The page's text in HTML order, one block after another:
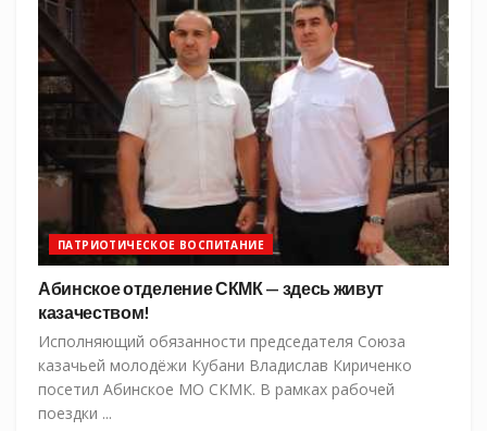
ПАТРИОТИЧЕСКОЕ ВОСПИТАНИЕ
Абинское отделение СКМК — здесь живут
казачеством!
Исполняющий обязанности председателя Союза
казачьей молодёжи Кубани Владислав Кириченко
посетил Абинское МО СКМК. В рамках рабочей
поездки ...